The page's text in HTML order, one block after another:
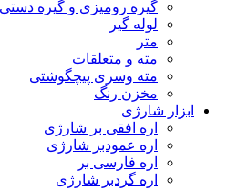
گیره رومیزی و گیره دستی
لوله گیر
متر
مته و متعلقات
مته وسری پیچگوشتی
مخزن رنگ
ابزار شارژی
اره افقی بر شارژی
اره عمودبر شارژی
اره فارسی بر
اره گردبر شارژی